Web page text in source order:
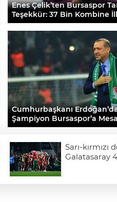
Enes Çelik’ten Bursaspor
Teşekkür: 37 Bin Kombine
Günden Bitti
Cumhurbaşkanı
Şampiyon Bursaspor’a
Sarı-kırmızı
Galatasaray